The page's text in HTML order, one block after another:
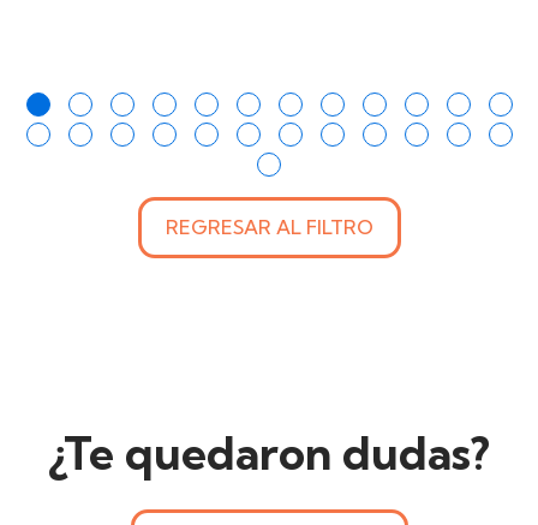
REGRESAR AL FILTRO
¿Te quedaron dudas?